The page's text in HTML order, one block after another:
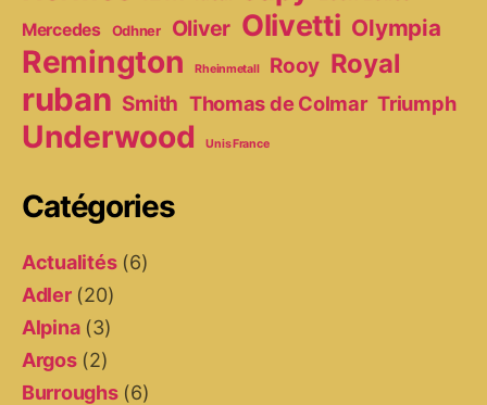
Mercedes
Odhner Oliver Olivetti Olympia
Remington Rheinmetall Rooy Royal
ruban Smith Thomas de Colmar Triumph
Underwood Unis France
Catégories
Actualités(6)
Adler(20)
Alpina(3)
Argos(2)
Burroughs(6)